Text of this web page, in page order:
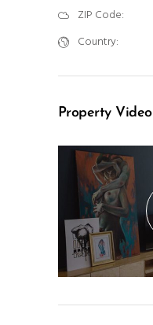
ZIP Code:
Country:
Property Video